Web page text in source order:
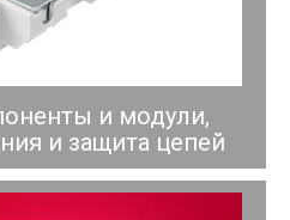
и модули,
и защита цепей